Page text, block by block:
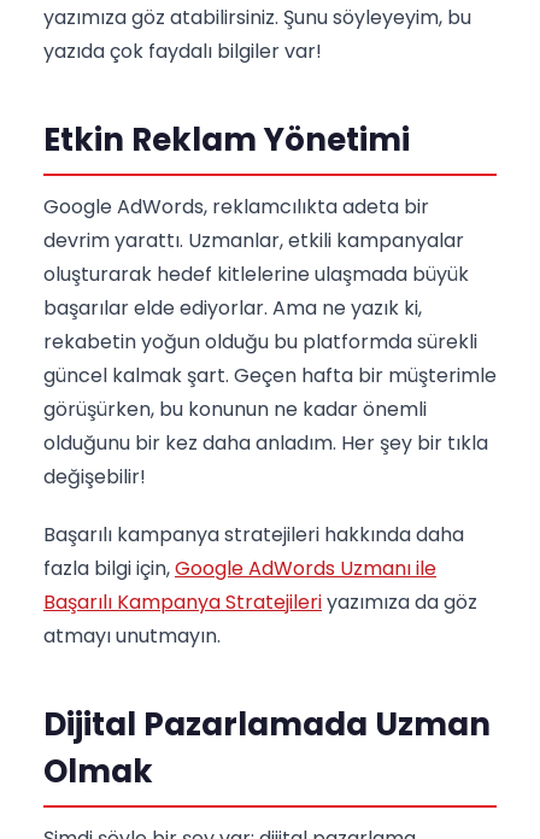
yazımıza göz atabilirsiniz. Şunu söyleyeyim, bu
yazıda çok faydalı bilgiler var!
Etkin Reklam Yönetimi
Google AdWords, reklamcılıkta adeta bir
devrim yarattı. Uzmanlar, etkili kampanyalar
oluşturarak hedef kitlelerine ulaşmada büyük
başarılar elde ediyorlar. Ama ne yazık ki,
rekabetin yoğun olduğu bu platformda sürekli
güncel kalmak şart. Geçen hafta bir müşterimle
görüşürken, bu konunun ne kadar önemli
olduğunu bir kez daha anladım. Her şey bir tıkla
değişebilir!
Başarılı kampanya stratejileri hakkında daha
fazla bilgi için,Google AdWords Uzmanı ile
Başarılı Kampanya Stratejileriyazımıza da göz
atmayı unutmayın.
Dijital Pazarlamada Uzman
Olmak